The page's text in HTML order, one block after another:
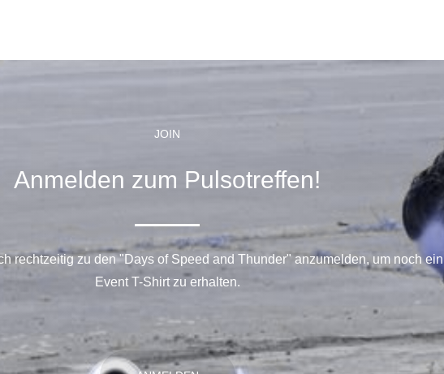
JOIN
Anmelden zum Pulsotreffen!
rechtzeitig zu den "Days of Speed and Thunder" anzumelden, um noch ein
Event T-Shirt zu erhalten.